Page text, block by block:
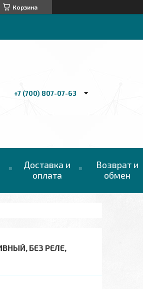
Корзина
+7 (700) 807-07-63
Доставка и
оплата
Возврат и
обмен
БЕЗ РЕЛЕ,